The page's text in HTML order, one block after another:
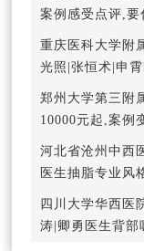
案例感受点评,要
重庆医科大学附
光照|张恒术|申
郑州大学第三附
10000元起,案例
河北省沧州中西
医生抽脂专业风
四川大学华西医
涛|卿勇医生背部